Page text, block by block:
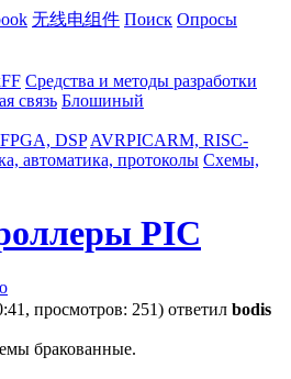
无线电组件 Поиск Опросы
Средства и методы разработки
связь Блошиный
DSP AVRPICARM, RISC-
автоматика, протоколы Схемы,
PIC
просмотров: 251) ответил bodis
бракованные.